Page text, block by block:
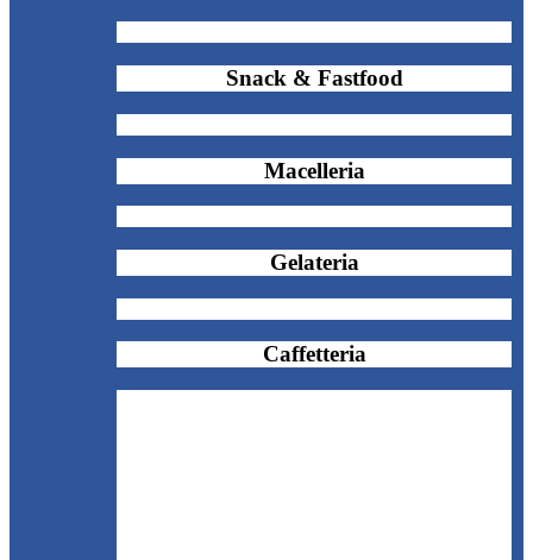
Snack & Fastfood
Macelleria
Gelateria
Caffetteria